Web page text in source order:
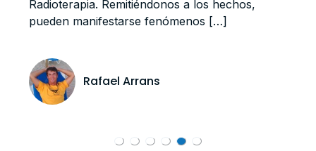
Radioterapia. Remitiéndonos a los hechos,
pueden manifestarse fenómenos […]
Rafael Arrans